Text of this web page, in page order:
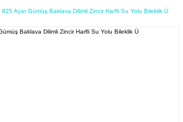
925 Ayar Gümüş Baklava Dilimli Zincir Harfli Su Yolu Bileklik Ü